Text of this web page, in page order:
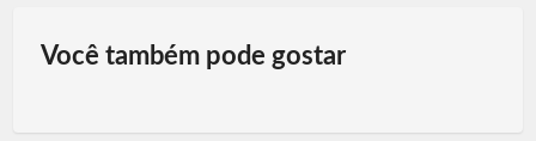
Você também pode gostar